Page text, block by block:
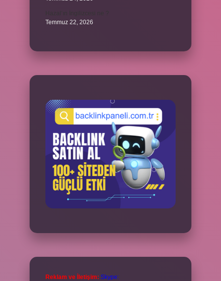
Temmuz 22, 2026
Reklam ve İletişim: Skype: